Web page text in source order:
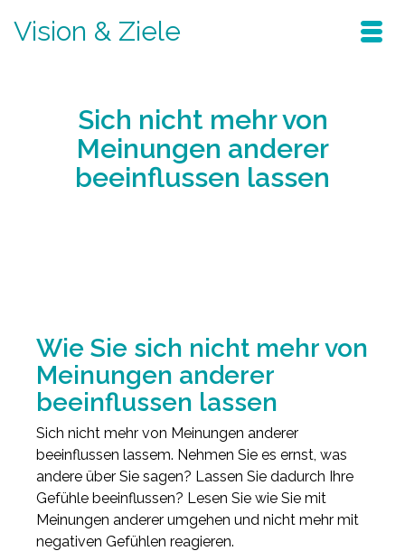
Vision & Ziele
Sich nicht mehr von
Meinungen anderer
beeinflussen lassen
Wie Sie sich nicht mehr von
Meinungen anderer
beeinflussen lassen
Sich nicht mehr von Meinungen anderer
beeinflussen lassem. Nehmen Sie es ernst, was
andere über Sie sagen? Lassen Sie dadurch Ihre
Gefühle beeinflussen? Lesen Sie wie Sie mit
Meinungen anderer umgehen und nicht mehr mit
negativen Gefühlen reagieren.